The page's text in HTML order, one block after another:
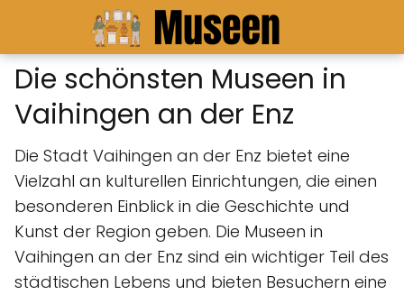
Die schönsten Museen in
Vaihingen an der Enz
Die Stadt Vaihingen an der Enz bietet eine
Vielzahl an kulturellen Einrichtungen, die einen
besonderen Einblick in die Geschichte und
Kunst der Region geben. Die Museen in
Vaihingen an der Enz sind ein wichtiger Teil des
städtischen Lebens und bieten Besuchern eine